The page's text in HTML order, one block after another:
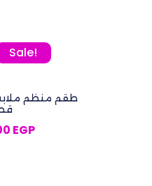
Sale!
price was: 145,00 EGP.
EGP
Current price is: 90,00